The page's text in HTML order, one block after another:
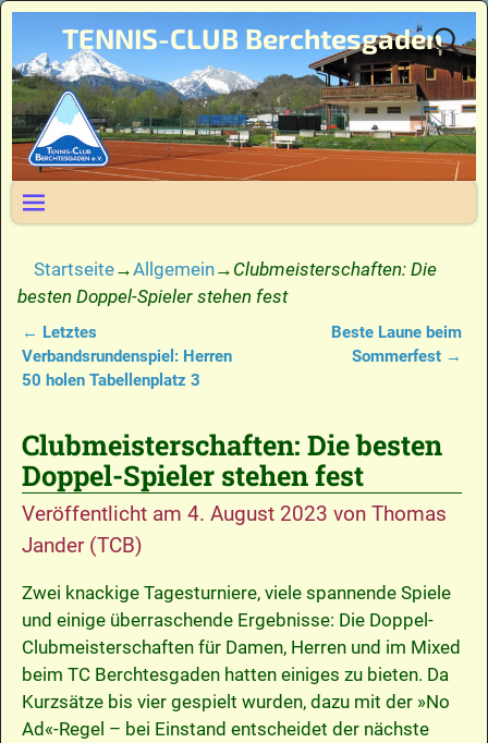
TENNIS-CLUB Berchtesgaden
Startseite→Allgemein→ Clubmeisterschaften: Die
besten Doppel-Spieler stehen fest
Artikelnavigation
← Letztes
Verbandsrundenspiel: Herren
50 holen Tabellenplatz 3
Beste Laune beim
Sommerfest →
Clubmeisterschaften: Die besten
Doppel-Spieler stehen fest
Veröffentlicht am 4. August 2023 von Thomas
Jander (TCB)
Zwei knackige Tagesturniere, viele spannende Spiele
und einige überraschende Ergebnisse: Die Doppel-
Clubmeisterschaften für Damen, Herren und im Mixed
beim TC Berchtesgaden hatten einiges zu bieten. Da
Kurzsätze bis vier gespielt wurden, dazu mit der »No
Ad«-Regel – bei Einstand entscheidet der nächste